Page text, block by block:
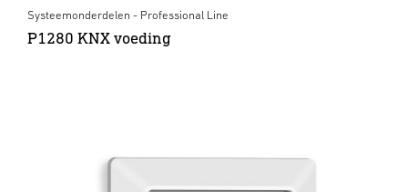
Systeemonderdelen - Professional Line
P1280 KNX voeding